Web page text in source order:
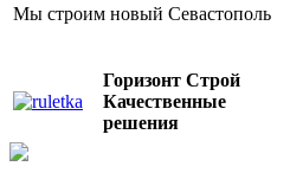
Мы строим новый Севастополь
Горизонт Строй
Качественные
решения